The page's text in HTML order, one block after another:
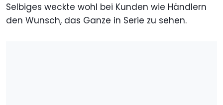
Selbiges weckte wohl bei Kunden wie Händlern
den Wunsch, das Ganze in Serie zu sehen.